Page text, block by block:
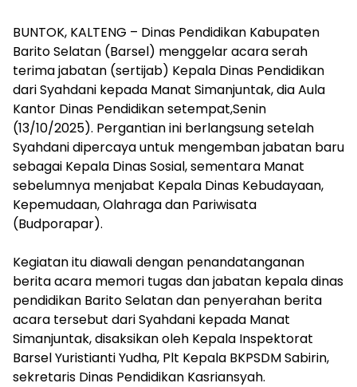
BUNTOK, KALTENG – Dinas Pendidikan Kabupaten
Barito Selatan (Barsel) menggelar acara serah
terima jabatan (sertijab) Kepala Dinas Pendidikan
dari Syahdani kepada Manat Simanjuntak, dia Aula
Kantor Dinas Pendidikan setempat,Senin
(13/10/2025). Pergantian ini berlangsung setelah
Syahdani dipercaya untuk mengemban jabatan baru
sebagai Kepala Dinas Sosial, sementara Manat
sebelumnya menjabat Kepala Dinas Kebudayaan,
Kepemudaan, Olahraga dan Pariwisata
(Budporapar).
‎Kegiatan itu diawali dengan penandatanganan
berita acara memori tugas dan jabatan kepala dinas
pendidikan Barito Selatan dan penyerahan berita
acara tersebut dari Syahdani kepada Manat
Simanjuntak, disaksikan oleh Kepala Inspektorat
Barsel Yuristianti Yudha, Plt Kepala BKPSDM Sabirin,
sekretaris Dinas Pendidikan Kasriansyah.